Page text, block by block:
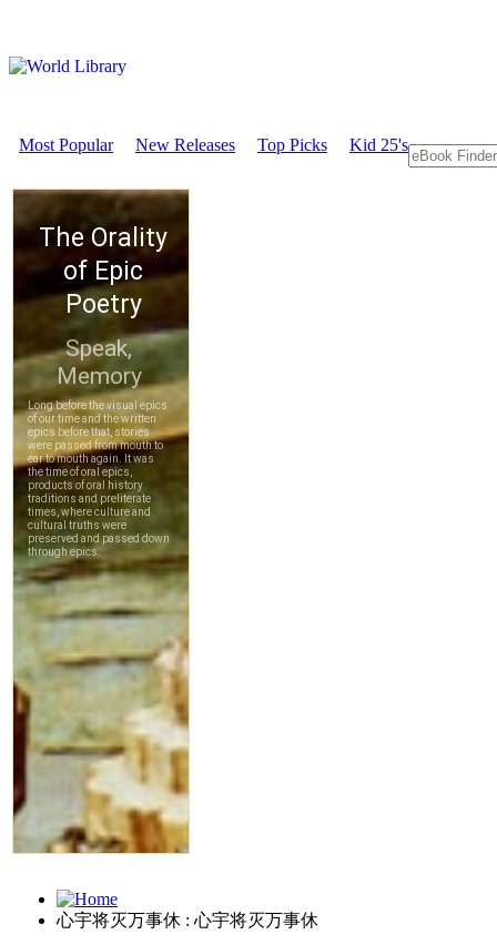
Most Popular New Releases Top Picks Kid 25's
心宇将灭万事休 : 心宇将灭万事休